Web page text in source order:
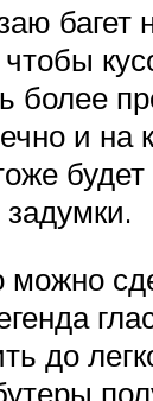
багет
более
и на
задумки.
можно
до